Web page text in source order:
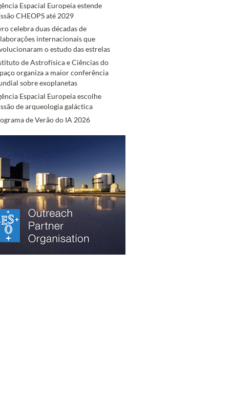
Espacial Europeia estende
CHEOPS até 2029
celebra duas décadas de
internacionais que
o estudo das estrelas
de Astrofísica e Ciências do
organiza a maior conferência
sobre exoplanetas
Espacial Europeia escolhe
de arqueologia galáctica
de Verão do IA 2026